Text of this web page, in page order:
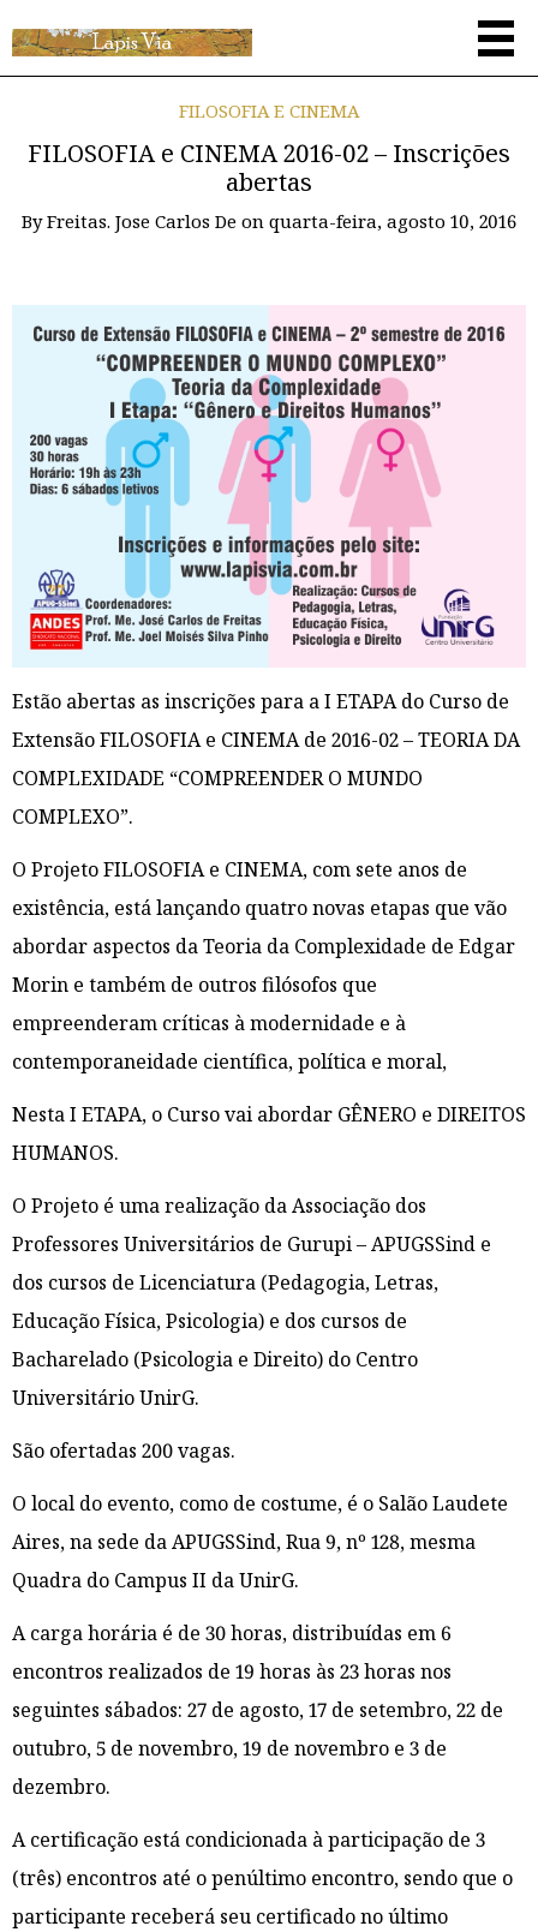
FILOSOFIA E CINEMA
FILOSOFIA e CINEMA 2016-02 – Inscrições
abertas
ByFreitas. Jose Carlos De on quarta-feira, agosto 10, 2016
Estão abertas as inscrições para a I ETAPA do Curso de
Extensão FILOSOFIA e CINEMA de 2016-02 – TEORIA DA
COMPLEXIDADE “COMPREENDER O MUNDO
COMPLEXO”.
O Projeto FILOSOFIA e CINEMA, com sete anos de
existência, está lançando quatro novas etapas que vão
abordar aspectos da Teoria da Complexidade de Edgar
Morin e também de outros filósofos que
empreenderam críticas à modernidade e à
contemporaneidade científica, política e moral,
Nesta I ETAPA, o Curso vai abordar GÊNERO e DIREITOS
HUMANOS.
O Projeto é uma realização da Associação dos
Professores Universitários de Gurupi – APUGSSind e
dos cursos de Licenciatura (Pedagogia, Letras,
Educação Física, Psicologia) e dos cursos de
Bacharelado (Psicologia e Direito) do Centro
Universitário UnirG.
São ofertadas 200 vagas.
O local do evento, como de costume, é o Salão Laudete
Aires, na sede da APUGSSind, Rua 9, nº 128, mesma
Quadra do Campus II da UnirG.
A carga horária é de 30 horas, distribuídas em 6
encontros realizados de 19 horas às 23 horas nos
seguintes sábados: 27 de agosto, 17 de setembro, 22 de
outubro, 5 de novembro, 19 de novembro e 3 de
dezembro.
A certificação está condicionada à participação de 3
(três) encontros até o penúltimo encontro, sendo que o
participante receberá seu certificado no último